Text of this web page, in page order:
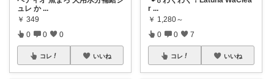
ュレ か ...
￥ 349
0 0 0
コレ いいね
r ...
￥ 1,280～
0 0 7
コレ いいね